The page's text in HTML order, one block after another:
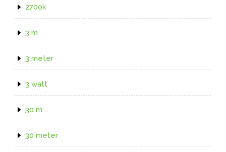
2700k
3 m
3 meter
3 watt
30 m
30 meter